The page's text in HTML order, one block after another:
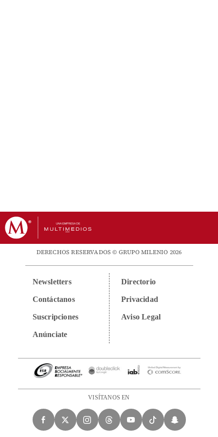
DERECHOS RESERVADOS © GRUPO MILENIO 2026
Newsletters
Contáctanos
Suscripciones
Anúnciate
Directorio
Privacidad
Aviso Legal
VISÍTANOS EN